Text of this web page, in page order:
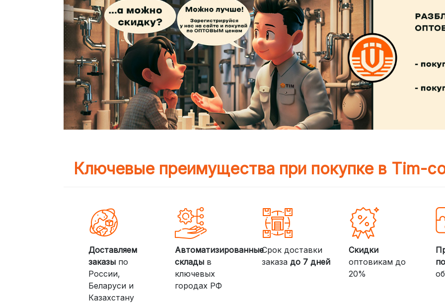
Ключевые преимущества при покупке в Tim-
Доставляем
заказыпо
России,
Беларуси и
Казахстану
Автоматизированные
склады в
ключевых
городах РФ
Срок доставки
заказадо 7 дней
Скидки
оптовикам до
20%